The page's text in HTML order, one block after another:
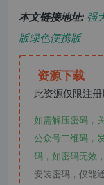
本文链接地址: 强
版绿色便携版
资源下载
此资源仅限注
如需解压密码，
公众号二维码，
码，如密码无效
安装密码，仅能